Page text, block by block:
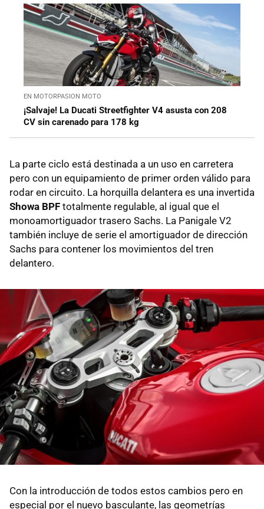
EN MOTORPASION MOTO
¡Salvaje! La Ducati Streetfighter V4 asusta con 208
CV sin carenado para 178 kg
La parte ciclo está destinada a un uso en carretera
pero con un equipamiento de primer orden válido para
rodar en circuito. La horquilla delantera es una invertida
Showa BPF totalmente regulable, al igual que el
monoamortiguador trasero Sachs. La Panigale V2
también incluye de serie el amortiguador de dirección
Sachs para contener los movimientos del tren
delantero.
Con la introducción de todos estos cambios pero en
especial por el nuevo basculante, las geometrías